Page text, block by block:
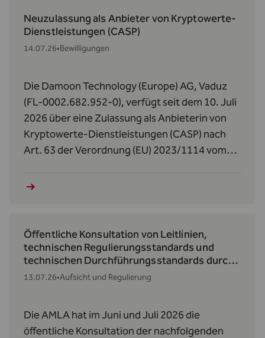
Neuzulassung als Anbieter von Kryptowerte-
Dienstleistungen (CASP)
14.07.26•Bewilligungen
Die Damoon Technology (Europe) AG, Vaduz
(FL-0002.682.952-0), verfügt seit dem 10. Juli
2026 über eine Zulassung als Anbieterin von
Kryptowerte‑Dienstleistungen (CASP) nach
Art. 63 der Verordnung (EU) 2023/1114 vom
(MiCAR).
Öffentliche Konsultation von Leitlinien,
technischen Regulierungsstandards und
technischen Durchführungsstandards durch
die AMLA
13.07.26•Aufsicht und Regulierung
Die AMLA hat im Juni und Juli 2026 die
öffentliche Konsultation der nachfolgenden